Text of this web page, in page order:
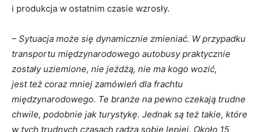
i produkcja w ostatnim czasie wzrosły.
– Sytuacja może się dynamicznie zmieniać. W przypadku
transportu międzynarodowego autobusy praktycznie
zostały uziemione, nie jeżdżą, nie ma kogo wozić,
jest też coraz mniej zamówień dla frachtu
międzynarodowego. Te branże na pewno czekają trudne
chwile, podobnie jak turystykę. Jednak są też takie, które
w tych trudnych czasach radzą sobie lepiej. Około 15